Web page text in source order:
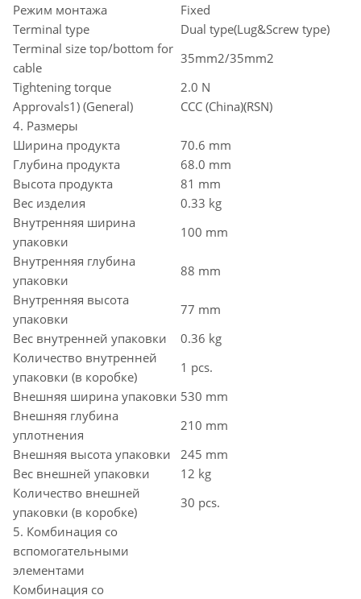
Режим монтажа
Fixed
Terminal type
Dual type(Lug&Screw type)
Terminal size top/bottom for
cable
35mm2/35mm2
Tightening torque
2.0 N
Approvals1) (General)
CCC (China)(RSN)
4. Размеры
Ширина продукта
70.6 mm
Глубина продукта
68.0 mm
Высота продукта
81 mm
Вес изделия
0.33 kg
Внутренняя ширина
упаковки
100 mm
Внутренняя глубина
упаковки
88 mm
Внутренняя высота
упаковки
77 mm
Вес внутренней упаковки
0.36 kg
Количество внутренней
упаковки (в коробке)
1 pcs.
Внешняя ширина упаковки 530 mm
Внешняя глубина
уплотнения
210 mm
Внешняя высота упаковки
245 mm
Вес внешней упаковки
12 kg
Количество внешней
упаковки (в коробке)
30 pcs.
5. Комбинация со
вспомогательными
элементами
Комбинация со